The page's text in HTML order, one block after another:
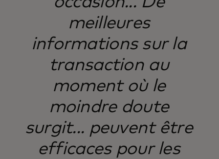
meilleures
informations sur la
transaction au
moment où le
moindre doute
surgit... peuvent être
efficaces pour les